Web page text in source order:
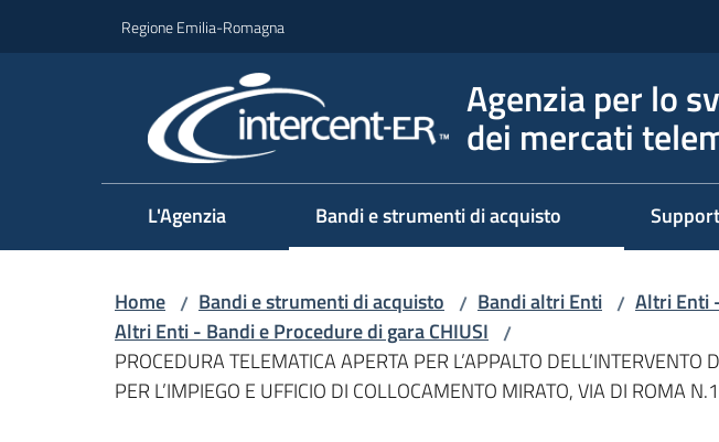
Regione Emilia-Romagna
Agenzia per lo
dei mercati
L'Agenzia Bandi e strumenti di acquisto
Home / Bandi e strumenti di acquisto / Bandi altri Enti / Altri Enti
Altri Enti - Bandi e Procedure di gara CHIUSI /
PROCEDURA TELEMATICA APERTA PER L’APPALTO
PER L’IMPIEGO E UFFICIO DI COLLOCAMENTO MIRATO, VIA DI ROMA